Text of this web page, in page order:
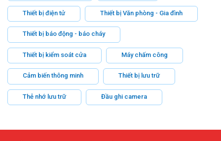
Thiết bị điện tử Thiết bị Văn phòng - Gia đình
Thiết bị báo động - báo cháy
Thiết bị kiểm soát cửa Máy chấm công
Cảm biến thông minh Thiết bị lưu trữ
Thẻ nhớ lưu trữ Đầu ghi camera